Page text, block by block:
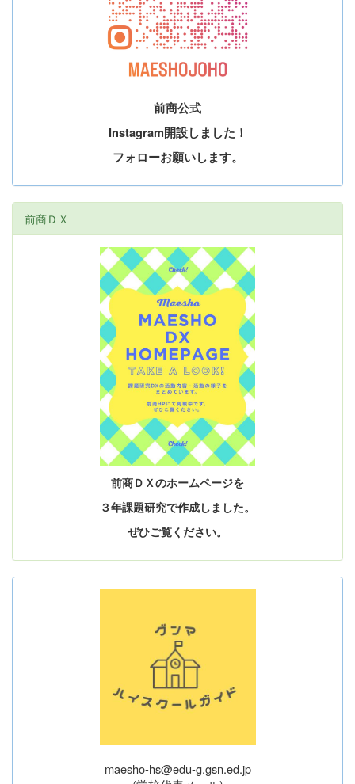
前商公式
Instagram開設しました！
フォローお願いします。
前商ＤＸ
前商ＤＸのホームページを
３年課題研究で作成しました。
ぜひご覧ください。
---------------------------------
maesho-hs@edu-g.gsn.ed.jp